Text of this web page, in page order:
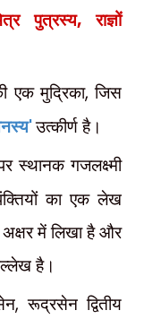
पुत्रस्य,राज्ञों
एक मुद्रिका,जिस
'उत्कीर्ण है।
स्थानक गजलक्ष्मी
का एक लेख
अक्षर में लिखा है और
है।
,रूद्रसेन द्वितीय